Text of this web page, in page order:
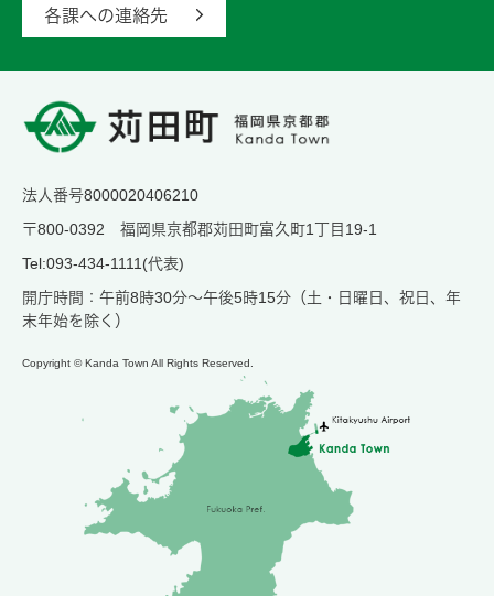
各課への連絡先
法人番号8000020406210
〒800-0392 福岡県京都郡苅田町富久町1丁目19-1
Tel:093-434-1111(代表)
開庁時間：午前8時30分～午後5時15分（土・日曜日、祝日、年
末年始を除く）
Copyright © Kanda Town All Rights Reserved.